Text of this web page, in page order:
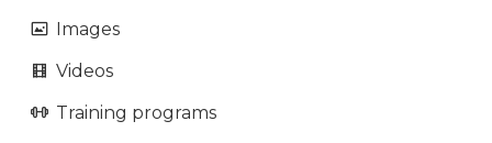
Images
Videos
Training programs